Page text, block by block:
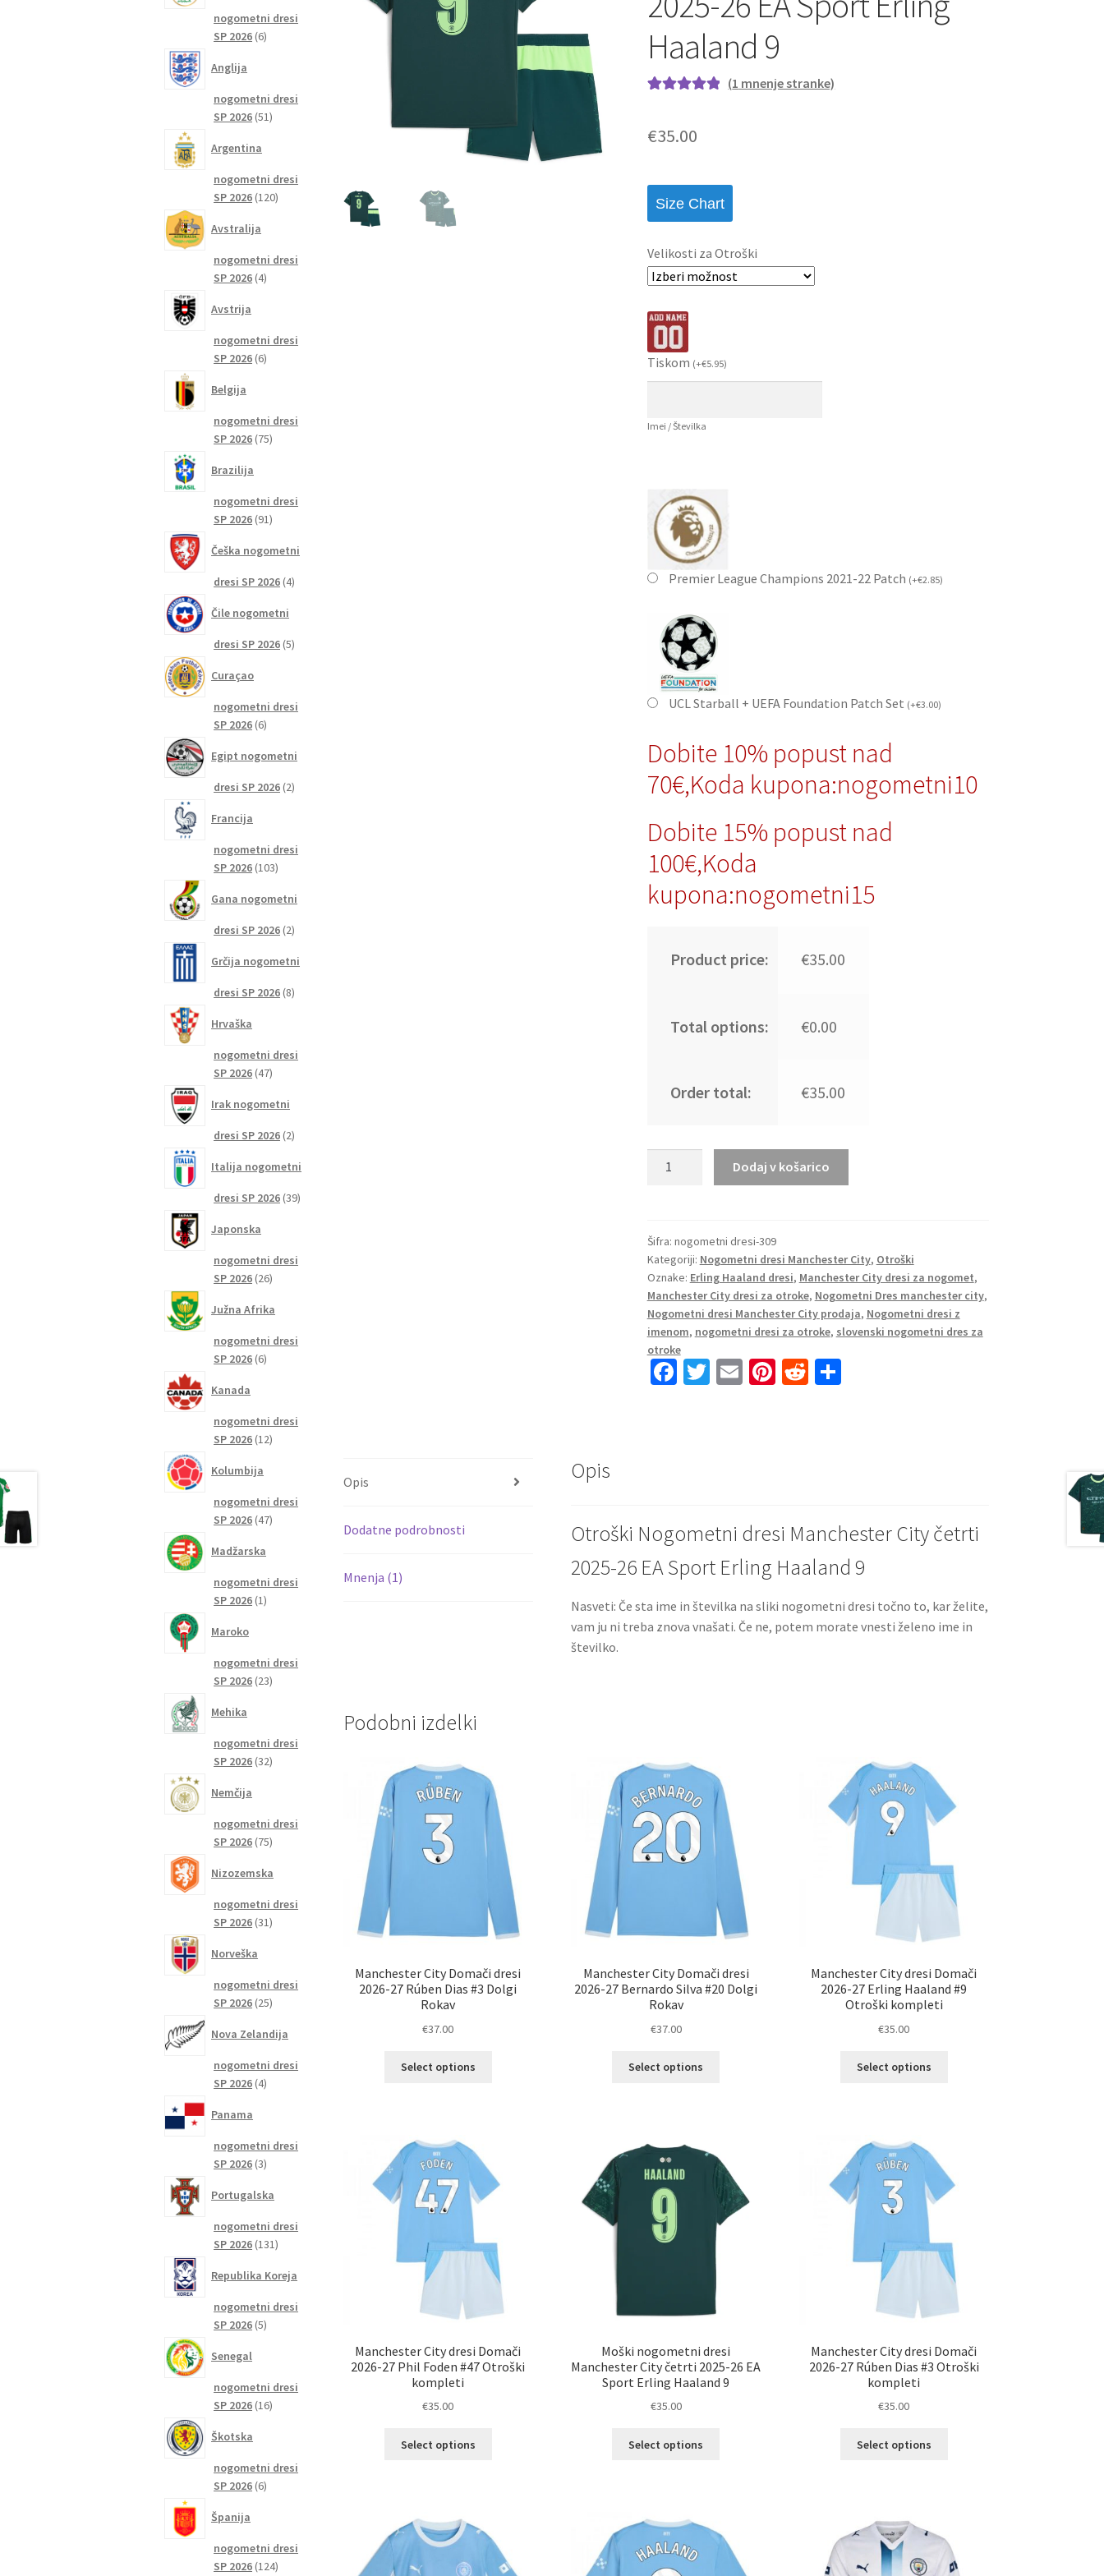
Haaland 9
podlagi ocene
(1 mnenje stranke)
€35.00
Size Chart
Velikosti za Otroški
Tiskom (+€5.95)
Imei / Številka
Premier League Champions 2021-22 Patch (+€2.85)
UCL Starball + UEFA Foundation Patch Set (+€3.00)
Dobite 10% popust nad
70€,Koda kupona:nogometni10
Dobite 15% popust nad
100€,Koda
kupona:nogometni15
Product price: €35.00
Total options: €0.00
Order total: €35.00
2025-
26
EA
Sport
Erling
Haaland
9
količina
Dodaj v košarico
Šifra: nogometni dresi-309
Kategoriji: Nogometni dresi Manchester City, Otroški
Oznake: Erling Haaland dresi, Manchester City dresi za nogomet,
Manchester City dresi za otroke, Nogometni Dres manchester city,
Nogometni dresi Manchester City prodaja, Nogometni dresi z
imenom, nogometni dresi za otroke, slovenski nogometni dres za
otroke
Fa T E Pi R S
Opis
Dodatne podrobnosti
Mnenja (1)
Opis
Otroški Nogometni dresi Manchester City četrti
2025-26 EA Sport Erling Haaland 9
Nasveti: Če sta ime in številka na sliki nogometni dresi točno to, kar želite,
vam ju ni treba znova vnašati. Če ne, potem morate vnesti želeno ime in
številko.
Podobni izdelki
Manchester City Domači dresi
2026-27 Rúben Dias #3 Dolgi
Rokav
€37.00
Select options
izberete
izdelka
Manchester City Domači dresi
2026-27 Bernardo Silva #20 Dolgi
Rokav
€37.00
Select options
lahko
izberete
na
strani
Manchester City dresi Domači
2026-27 Erling Haaland #9
Otroški kompleti
€35.00
Select options
izberete
izdelka
Manchester City dresi Domači
2026-27 Phil Foden #47 Otroški
kompleti
€35.00
Select options
lahko
izberete
Moški nogometni dresi
Manchester City četrti 2025-26 EA
Sport Erling Haaland 9
€35.00
Select options
lahko
izberete
Manchester City dresi Domači
2026-27 Rúben Dias #3 Otroški
kompleti
€35.00
Select options
lahko
izberete
nogometni dresi
SP 2026 66
Anglija
nogometni dresi
SP 2026 5151
Argentina
nogometni dresi
SP 2026 120120
Avstralija
nogometni dresi
SP 2026 44
Avstrija
nogometni dresi
SP 2026 66
Belgija
nogometni dresi
SP 2026 7575
Brazilija
nogometni dresi
SP 2026 9191
Češka nogometni
dresi SP 2026 44
Čile nogometni
dresi SP 2026 55
Curaçao
nogometni dresi
SP 2026 66
Egipt nogometni
dresi SP 2026 22
Francija
nogometni dresi
SP 2026 103103
Gana nogometni
dresi SP 2026 22
Grčija nogometni
dresi SP 2026 88
Hrvaška
nogometni dresi
SP 2026 4747
Irak nogometni
dresi SP 2026 22
Italija nogometni
dresi SP 2026 3939
Japonska
nogometni dresi
SP 2026 2626
Južna Afrika
nogometni dresi
SP 2026 66
Kanada
nogometni dresi
SP 2026 1212
Kolumbija
nogometni dresi
SP 2026 4747
Madžarska
nogometni dresi
SP 2026 11
Maroko
nogometni dresi
SP 2026 2323
Mehika
nogometni dresi
SP 2026 3232
Nemčija
nogometni dresi
SP 2026 7575
Nizozemska
nogometni dresi
SP 2026 3131
Norveška
nogometni dresi
SP 2026 2525
Nova Zelandija
nogometni dresi
SP 2026 44
Panama
nogometni dresi
SP 2026 33
Portugalska
nogometni dresi
SP 2026 131131
Republika Koreja
nogometni dresi
SP 2026 55
Senegal
nogometni dresi
SP 2026 1616
Škotska
nogometni dresi
SP 2026 66
Španija
nogometni dresi
SP 2026 124124